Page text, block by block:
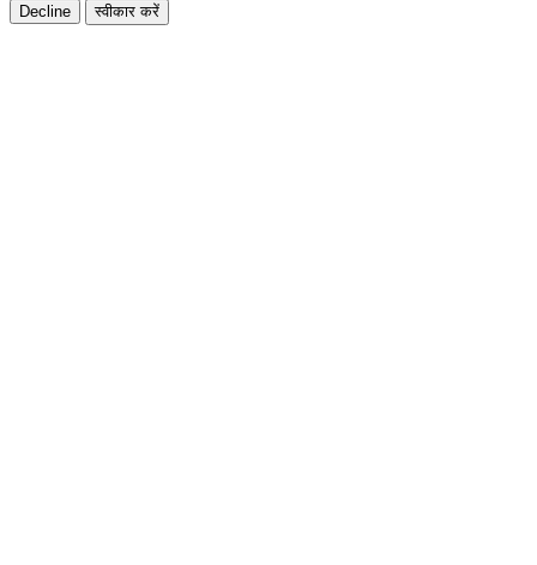
Decline स्वीकार करें